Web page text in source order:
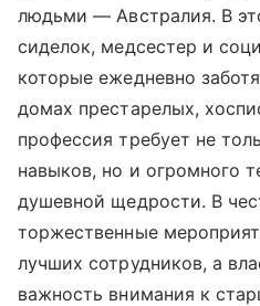
людьми — Австралия. В
сиделок, медсестер и
которые ежедневно
домах престарелых,
профессия требует не
навыков, но и огромного
душевной щедрости. В
торжественные
лучших сотрудников, а
важность внимания к